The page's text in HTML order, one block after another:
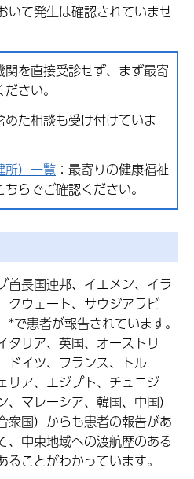
いて発生は確認されていませ
を直接受診せず、まず最寄
さい。
た相談も受け付けていま
所）一覧 ：最寄りの健康福祉
らでご確認ください。
首長国連邦、イエメン、イラ
クウェート、サウジアラビ
で患者が報告されています。
タリア、英国、オーストリ
ドイツ、フランス、トル
リア、エジプト、チュニジ
マレーシア、韓国、中国）
衆国）からも患者の報告があ
、中東地域への渡航歴のある
ことがわかっています。